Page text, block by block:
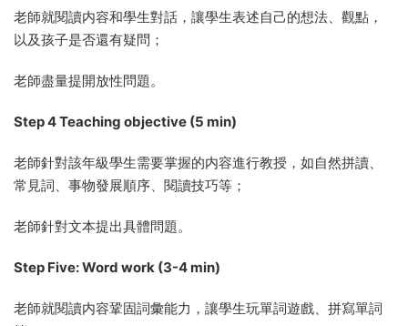
老師就閱讀内容和學生對話，讓學生表述自己的想法、觀點，
以及孩子是否還有疑問；
老師盡量提開放性問題。
Step 4 Teaching objective (5 min)
老師針對該年級學生需要掌握的内容進行教授，如自然拼讀、
常見詞、事物發展順序、閱讀技巧等；
老師針對文本提出具體問題。
Step Five: Word work (3-4 min)
老師就閱讀内容鞏固詞彙能力，讓學生玩單詞遊戲、拼寫單詞